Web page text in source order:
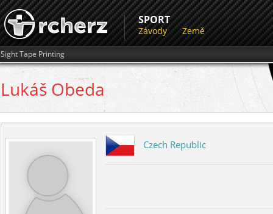
SPORT
Závody Země
Sight Tape Printing
Lukáš Obeda
Czech Republic